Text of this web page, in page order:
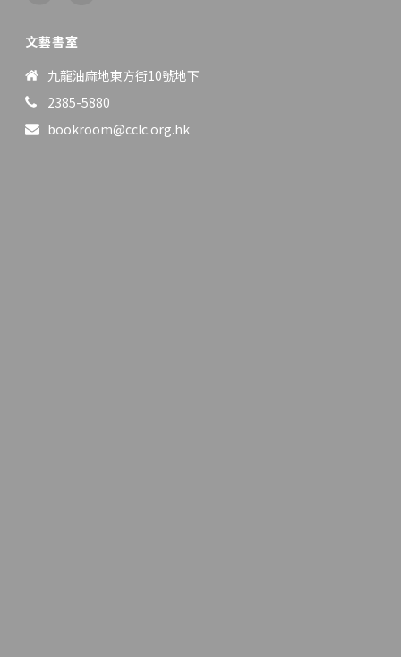
文藝書室
九龍油麻地東方街10號地下
2385-5880
bookroom@cclc.org.hk